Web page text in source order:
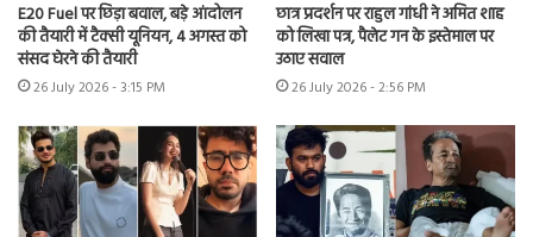
E20 Fuel पर छिड़ा बवाल, बड़े आंदोलन
की तैयारी में टैक्सी यूनियन, 4 अगस्त को
संसद घेरने की तैयारी
26 July 2026 - 3:15 PM
छात्र प्रदर्शन पर राहुल गांधी ने अमित शाह
को लिखा पत्र, पैलेट गन के इस्तेमाल पर
उठाए सवाल
26 July 2026 - 2:56 PM